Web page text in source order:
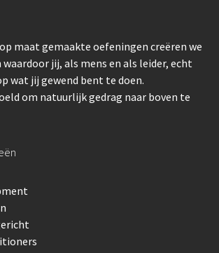
maat gemaakte oefeningen creëren we
jij, als mens en als leider, echt
wat jij gewend bent te doen.
om natuurlijk gedrag naar boven te